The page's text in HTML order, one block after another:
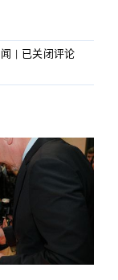
| “中
之
敦
举
展
旅
已关闭评论